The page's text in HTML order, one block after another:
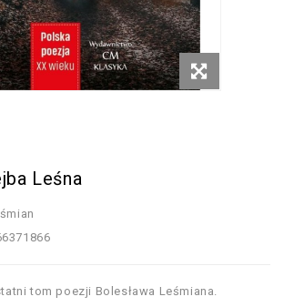
Leśna
tom poezji Bolesława Leśmiana.